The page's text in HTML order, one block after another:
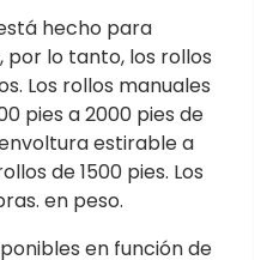
hecho para
por lo tanto, los rollos
Los rollos manuales
pies a 2000 pies de
estirable a
de 1500 pies. Los
en peso.
en función de